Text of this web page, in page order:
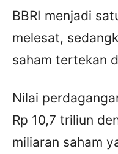
BBRI menjadi
melesat,
saham tertekan
Nilai
Rp 10,7 triliun
miliaran saham